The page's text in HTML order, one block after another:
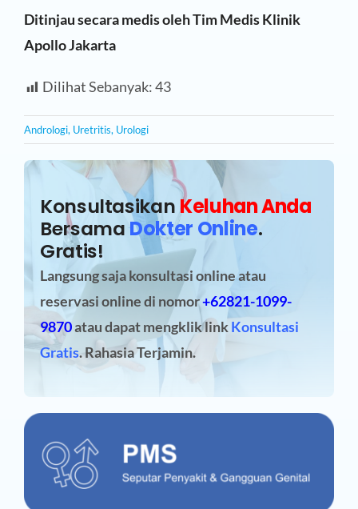
Ditinjau secara medis oleh Tim Medis Klinik
Apollo Jakarta
Dilihat Sebanyak:43
Andrologi, Uretritis, Urologi
Konsultasikan Keluhan Anda
BersamaDokter Online.
Gratis!
Langsung saja konsultasi online atau
reservasi onlinedi nomor+62821-1099-
9870atau dapat mengklik linkKonsultasi
Gratis. Rahasia Terjamin.